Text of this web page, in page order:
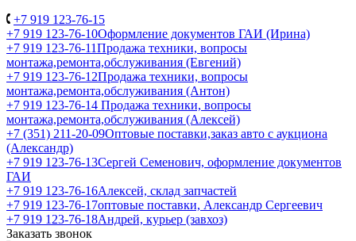
+7 919 123-76-15
+7 919 123-76-10Оформление документов ГАИ (Ирина)
+7 919 123-76-11Продажа техники, вопросы
монтажа,ремонта,обслуживания (Евгений)
+7 919 123-76-12Продажа техники, вопросы
монтажа,ремонта,обслуживания (Антон)
+7 919 123-76-14 Продажа техники, вопросы
монтажа,ремонта,обслуживания (Алексей)
+7 (351) 211-20-09Оптовые поставки,заказ авто с аукциона
(Александр)
+7 919 123-76-13Сергей Семенович, оформление документов
ГАИ
+7 919 123-76-16Алексей, склад запчастей
+7 919 123-76-17оптовые поставки, Александр Сергеевич
+7 919 123-76-18Андрей, курьер (завхоз)
Заказать звонок